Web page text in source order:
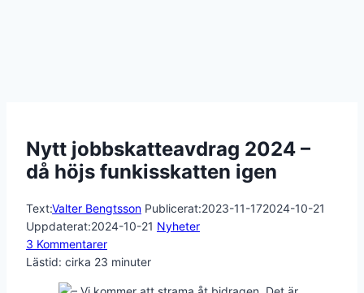
Nytt jobbskatteavdrag 2024 –
då höjs funkisskatten igen
Text:Valter Bengtsson Publicerat:2023-11-172024-10-21
Uppdaterat:2024-10-21 Nyheter
3 Kommentarer
Lästid: cirka 23 minuter